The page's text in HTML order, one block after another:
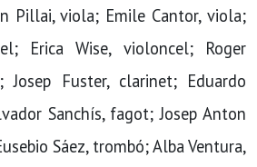
Pillai, viola; Emile Cantor, viola;
Erica Wise, violoncel; Roger
Josep Fuster, clarinet; Eduardo
Sanchís, fagot; Josep Anton
Sáez, trombó; Alba Ventura,